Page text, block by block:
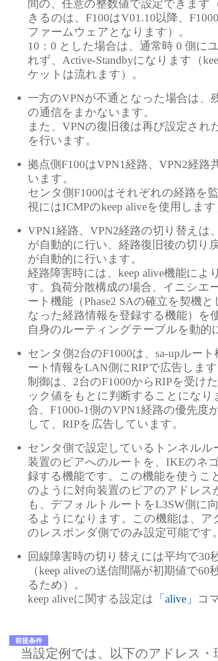
間の、任意の整数値で設定できます
きるのは、F100はV01.10以降、
ファームウェアとなります）。
10：0 とした場合は、通常時 0 側に
れず、Active-Standbyになります（
ケットは流れます）。
一方のVPNが不通となった場合は、
の通信をまかないます。
また、VPNの復旧後は再び設定され
を行います。
拠点側F100はVPN1経路、VPN2経路
います。
センタ側F1000はそれぞれの経路を
視にはICMPのkeep aliveを使用しま
VPN1経路、VPN2経路の切り替えは
が自動的に行い、経路復旧後の切り
が自動的に行います。
経路障害時には、keep alive機能によ
す。負荷分散構成の場合、イニシエ
ート機能（Phase2 SAの確立を契機
なった経路情報を登録する機能）を
自身のルーティングテーブルを動的
センタ側2台のF1000は、sa-upルー
ート情報をLAN側にRIPで広告しま
制御は、2台のF1000からRIPを受け
ック値をもとに判断することになり
合、F1000-1側のVPN1経路の優先度
して、RIPを広告しています。
センタ側で設定しているトンネルル
装置のピアへのルートを、IKEのネ
録する機能です。この機能を使うこ
のように対向装置のピアのアドレス
も、デフォルトルートをL3SW側に
るようになります。この機能は、ア
のレスポンダ側でのみ設定可能です
回線障害時の切り替えには平均で30
（keep aliveの送信間隔が初期値で
るため）。
keep aliveに関する設定は
「alive」 コ
前提条件
当設定例では、以下のアドレス